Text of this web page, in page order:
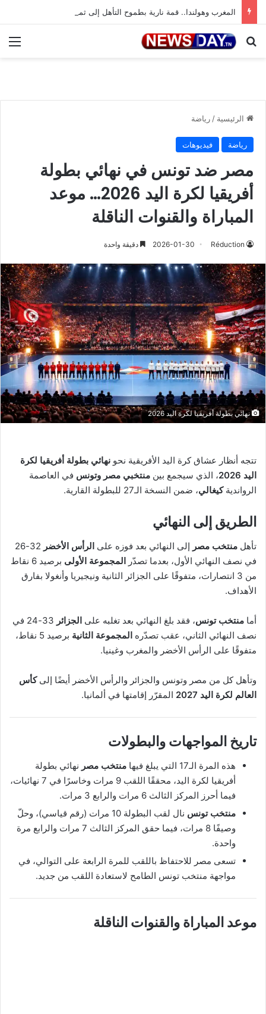
المغرب وهولندا.. قمة نارية بطموح التأهل إلى ثمن النهائي
بحث عن
الرئيسية / رياضة
رياضة فيديوهات
مصر ضد تونس في نهائي بطولة
أفريقيا لكرة اليد 2026… موعد
المباراة والقنوات الناقلة
Réduction
2026-01-30 دقيقة واحدة
نهائي بطولة أفريقيا لكرة اليد 2026
تتجه أنظار عشاق كرة اليد الأفريقية نحو نهائي بطولة أفريقيا لكرة
اليد 2026
، الذي سيجمع بين منتخبي مصر وتونس في العاصمة
الروانديةكيغالي، ضمن النسخة الـ27 للبطولة القارية.
الطريق إلى النهائي
تأهل منتخب مصر إلى النهائي بعد فوزه على الرأس الأخضر
32-26
في نصف النهائي الأول، بعدما تصدّر المجموعة الأولى
برصيد 6 نقاط
من 3 انتصارات، متفوقًا على الجزائر الثانية ونيجيريا وأنغولا بفارق
الأهداف.
أما منتخب تونس، فقد بلغ النهائي بعد تغلبه على الجزائر
33-24 في
نصف النهائي الثاني، عقب تصدّره المجموعة الثانية
برصيد 5 نقاط،
متفوقًا على الرأس الأخضر والمغرب وغينيا.
وتأهل كل من مصر وتونس والجزائر والرأس الأخضر أيضًا إلىكأس
العالم لكرة اليد 2027
المقرّر إقامتها في ألمانيا.
تاريخ المواجهات والبطولات
هذه المرة الـ17 التي يبلغ فيها منتخب مصر نهائي بطولة
أفريقيا لكرة اليد، محققًا اللقب 9 مرات وخاسرًا في 7 نهائيات،
فيما أحرز المركز الثالث 6 مرات والرابع 3 مرات.
منتخب تونس
نال لقب البطولة 10 مرات (رقم قياسي)، وحلّ
وصيفًا 8 مرات، فيما حقق المركز الثالث 7 مرات والرابع مرة
واحدة.
تسعى مصر للاحتفاظ باللقب للمرة الرابعة على التوالي، في
مواجهة منتخب تونس الطامح لاستعادة اللقب من جديد.
موعد المباراة والقنوات الناقلة